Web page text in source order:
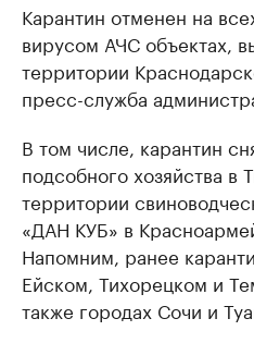
Карантин отменен на
вирусом АЧС объектах,
территории
пресс-служба
В том числе, карантин
подсобного хозяйства в
территории
«ДАН КУБ» в
Напомним, ранее
Ейском, Тихорецком и
также городах Сочи и